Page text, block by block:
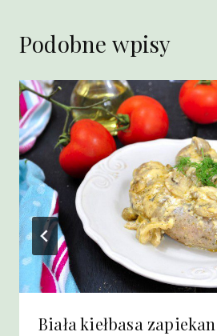
Podobne wpisy
Biała kiełbasa